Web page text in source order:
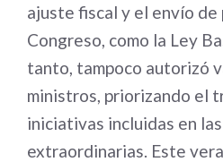
ajuste fiscal y el envío
Congreso, como la Ley
tanto, tampoco autorizó
ministros, priorizando el
iniciativas incluidas en
extraordinarias. Este